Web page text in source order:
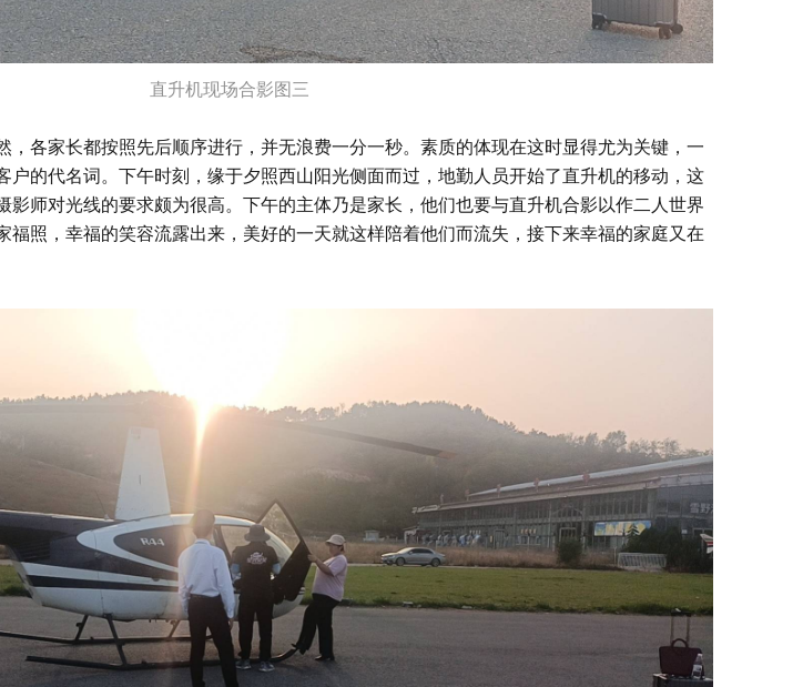
直升机现场合影图三
，各家长都按照先后顺序进行，并无浪费一分一秒。素质的体现在这时显得尤为关键，一
户的代名词。下午时刻，缘于夕照西山阳光侧面而过，地勤人员开始了直升机的移动，这
影师对光线的要求颇为很高。下午的主体乃是家长，他们也要与直升机合影以作二人世界
福照，幸福的笑容流露出来，美好的一天就这样陪着他们而流失，接下来幸福的家庭又在